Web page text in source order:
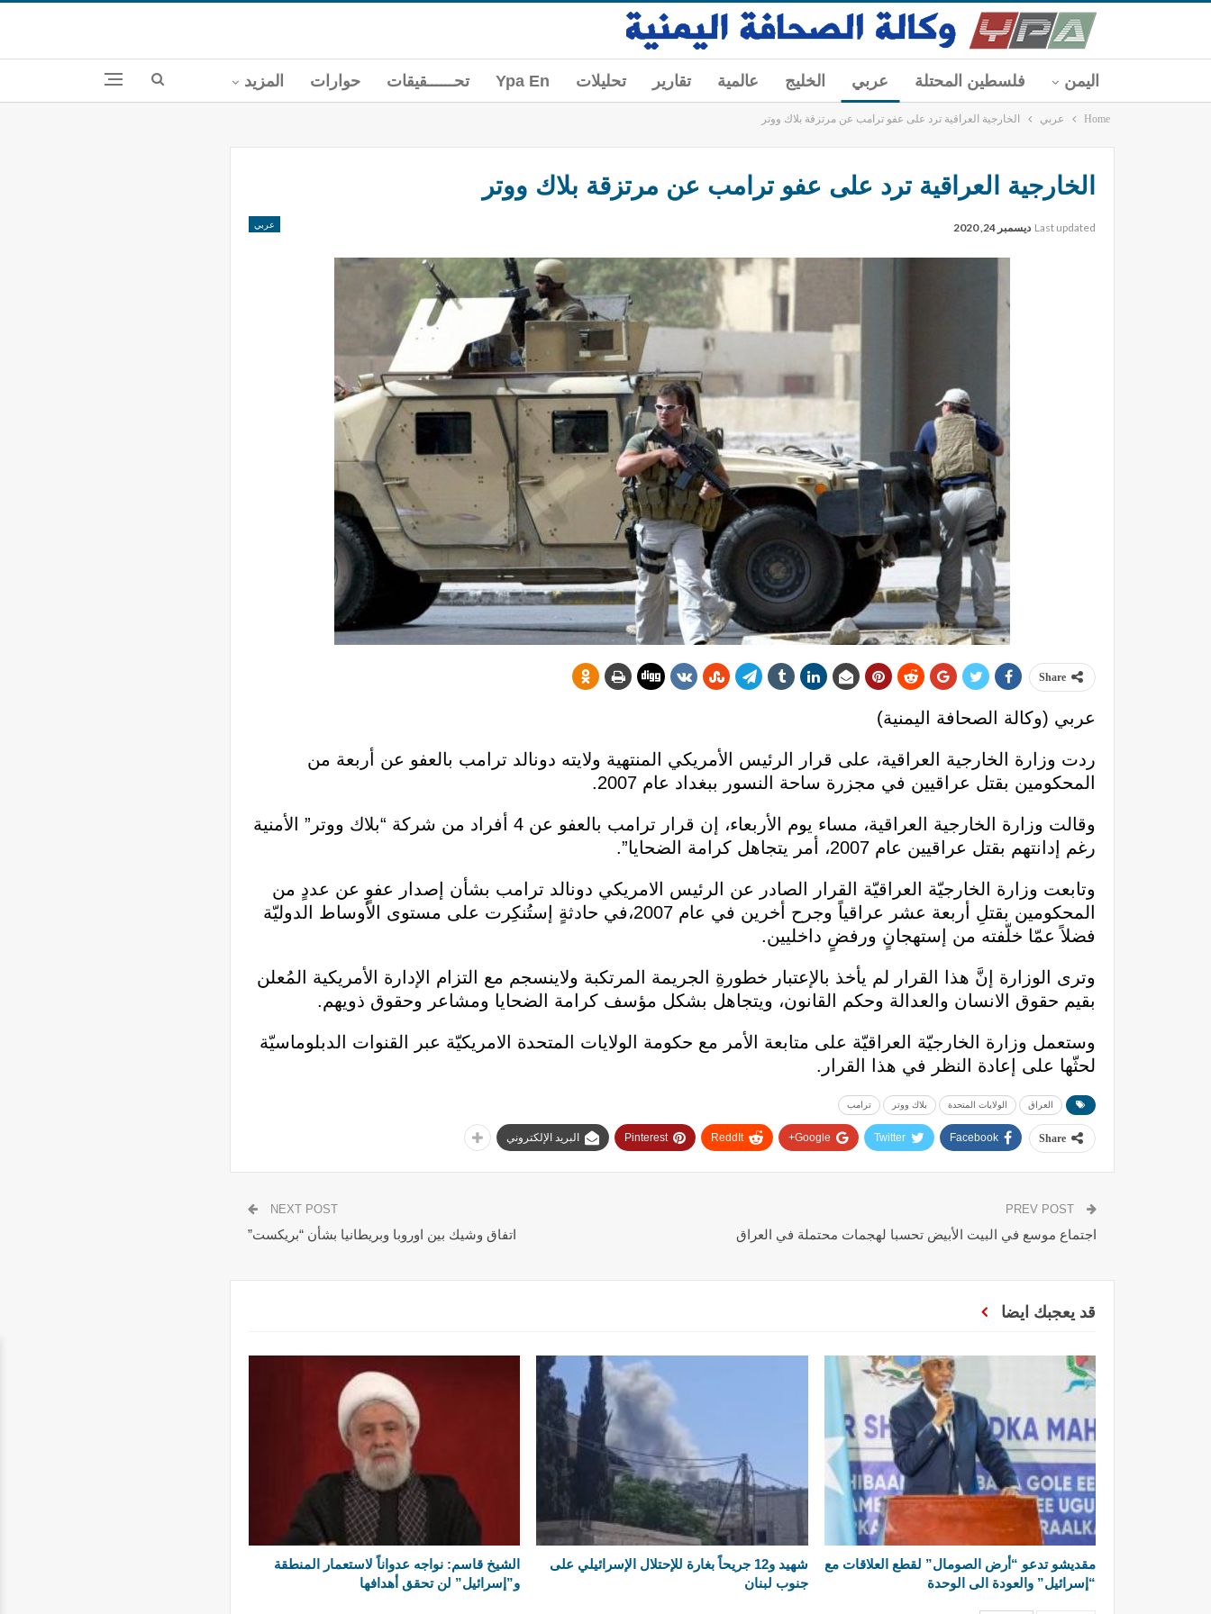
اليمن فلسطين المحتلة عربي الخليج عالمية تقارير تحليلات Ypa En تحــــــقيقات حوارات المزيد
Home عربي الخارجية العراقية ترد على عفو ترامب عن مرتزقة بلاك ووتر
الخارجية العراقية ترد على عفو ترامب عن مرتزقة بلاك ووتر
عربي Last updated ديسمبر 24, 2020
Share
عربي (وكالة الصحافة اليمنية)
ردت وزارة الخارجية العراقية، على قرار الرئيس الأمريكي المنتهية ولايته دونالد ترامب بالعفو عن أربعة من
المحكومين بقتل عراقيين في مجزرة ساحة النسور ببغداد عام 2007.
وقالت وزارة الخارجية العراقية، مساء يوم الأربعاء، إن قرار ترامب بالعفو عن 4 أفراد من شركة “بلاك ووتر” الأمنية
رغم إدانتهم بقتل عراقيين عام 2007، أمر يتجاهل كرامة الضحايا”.
وتابعت وزارة الخارجيّة العراقيّة القرار الصادر عن الرئيس الامريكي دونالد ترامب بشأن إصدار عفوٍ عن عددٍ من
المحكومين بقتلِ أربعة عشر عراقياً وجرح أخرين في عام 2007،في حادثةٍ إستُنكِرت على مستوى الأوساط الدوليّة
فضلاً عمّا خلّفته من إستهجانٍ ورفضٍ داخليين.
وترى الوزارة إنَّ هذا القرار لم يأخذ بالإعتبار خطورةِ الجريمة المرتكبة ولاينسجم مع التزام الإدارة الأمريكية المُعلن
بقيم حقوق الانسان والعدالة وحكم القانون، ويتجاهل بشكل مؤسف كرامة الضحايا ومشاعر وحقوق ذويهم.
وستعمل وزارة الخارجيّة العراقيّة على متابعة الأمر مع حكومة الولايات المتحدة الامريكيّة عبر القنوات الدبلوماسيّة
لحثّها على إعادة النظر في هذا القرار.
العراق الولايات المتحدة بلاك ووتر ترامب
Share
Facebook
Twitter
Google+
ReddIt
Pinterest البريد الإلكتروني
اجتماع موسع في البيت الأبيض تحسبا لهجمات محتملة في العراق
NEXT POST
اتفاق وشيك بين اوروبا وبريطانيا بشأن “بريكست”
قد يعجبك ايضا
مقديشو تدعو “أرض الصومال” لقطع العلاقات مع
“إسرائيل” والعودة الى الوحدة
شهيد و12 جريحاً بغارة للإحتلال الإسرائيلي على
جنوب لبنان
الشيخ قاسم: نواجه عدواناً لاستعمار المنطقة
و”إسرائيل” لن تحقق أهدافها